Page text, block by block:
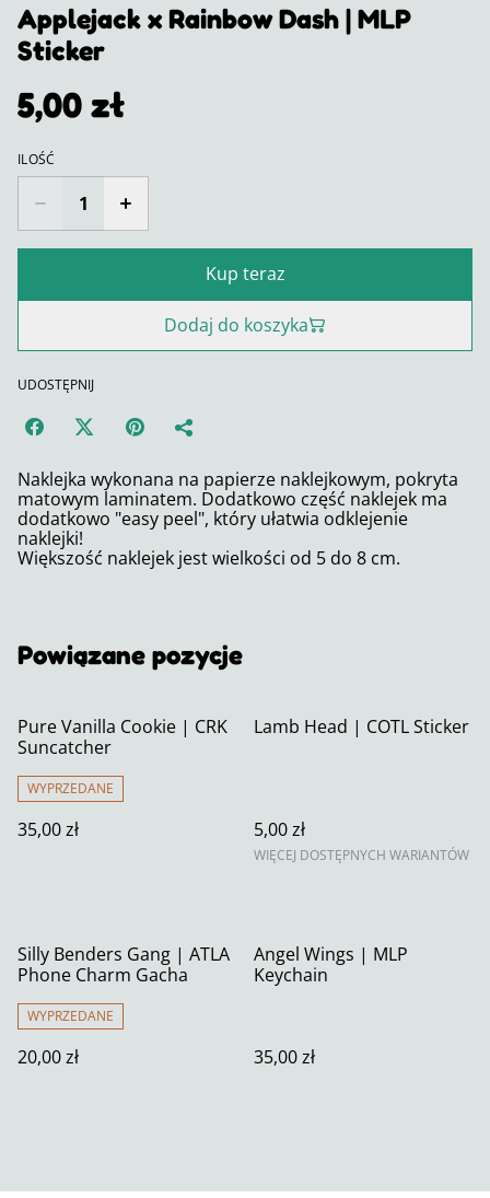
Applejack x Rainbow Dash | MLP
Sticker
5,00 zł
ILOŚĆ
Kup teraz
Dodaj do koszyka
UDOSTĘPNIJ
Naklejka wykonana na papierze naklejkowym, pokryta
matowym laminatem. Dodatkowo część naklejek ma
dodatkowo "easy peel", który ułatwia odklejenie
naklejki!
Większość naklejek jest wielkości od 5 do 8 cm.
Powiązane pozycje
Pure Vanilla Cookie | CRK
Suncatcher
WYPRZEDANE
35,00 zł
Lamb Head | COTL Sticker
5,00 zł
WIĘCEJ DOSTĘPNYCH WARIANTÓW
Silly Benders Gang | ATLA
Phone Charm Gacha
WYPRZEDANE
20,00 zł
Angel Wings | MLP
Keychain
35,00 zł